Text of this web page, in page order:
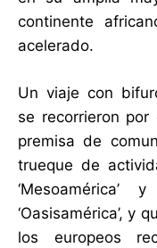
continente
acelerado.
Un viaje con
se recorrieron por
premisa de
trueque de
‘Mesoamérica’
‘Oasisamérica’, y
los europeos